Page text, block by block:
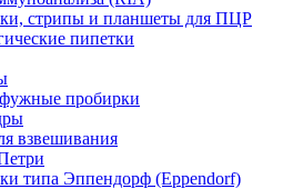
стрипы и планшеты для ПЦР
пипетки
пробирки
взвешивания
типа Эппендорф (Eppendorf)